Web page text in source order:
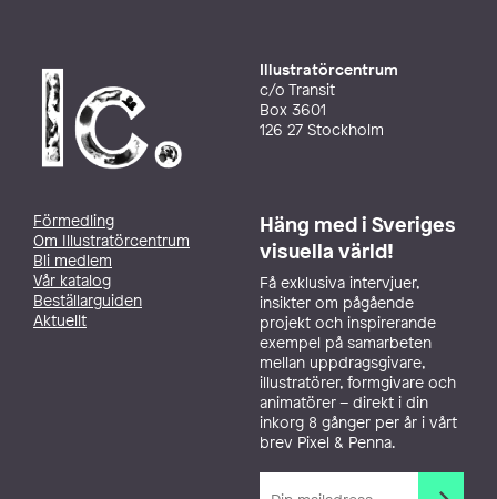
Illustratörcentrum
c/o Transit
Box 3601
126 27 Stockholm
Förmedling
Om Illustratörcentrum
Bli medlem
Vår katalog
Beställarguiden
Aktuellt
Häng med i Sveriges
visuella värld!
Få exklusiva intervjuer,
insikter om pågående
projekt och inspirerande
exempel på samarbeten
mellan uppdragsgivare,
illustratörer, formgivare och
animatörer – direkt i din
inkorg 8 gånger per år i vårt
brev Pixel & Penna.